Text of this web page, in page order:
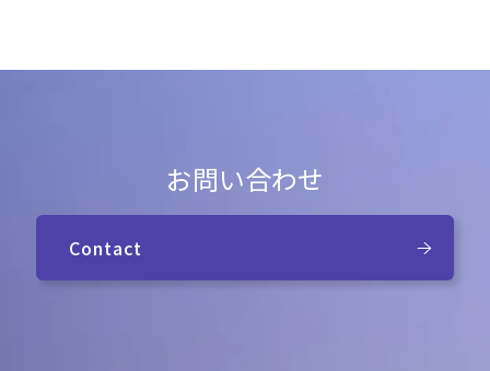
お問い合わせ
Contact